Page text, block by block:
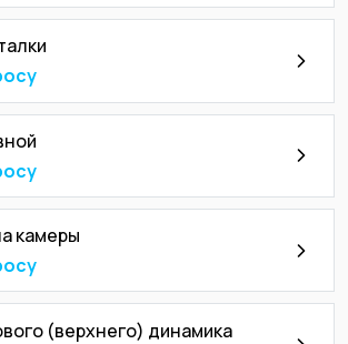
камеры
(верхнего) динамика